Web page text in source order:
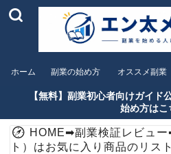
ホーム 副業の始め方 オススメ副業
【無料】副業初心者向けガイド
始め方はこ
HOME➡副業検証レビュー
ト）はお気に入り商品のリス